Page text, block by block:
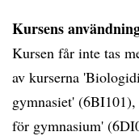
Kursens
Kursen får inte tas
av kurserna
gymnasiet'
för gymnasium'